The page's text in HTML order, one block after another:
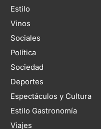
Estilo
Vinos
Sociales
Política
Sociedad
Deportes
Espectáculos y Cultura
Estilo Gastronomía
Viajes